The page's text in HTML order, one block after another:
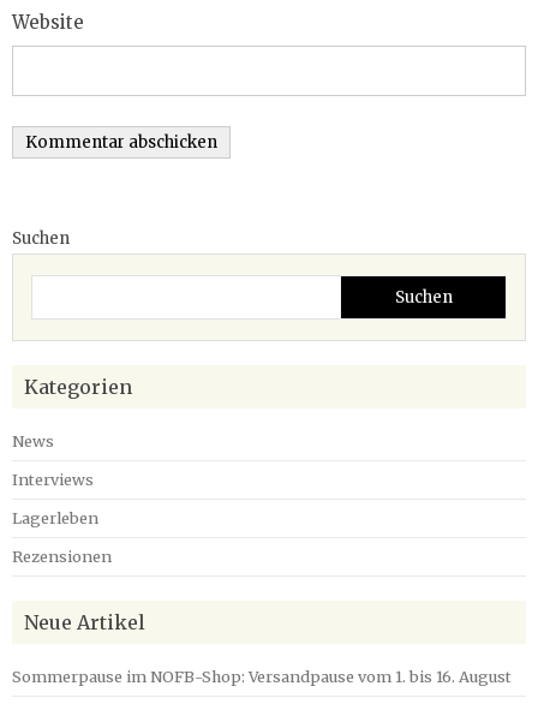
Website
Suchen
Suchen
Kategorien
News
Interviews
Lagerleben
Rezensionen
Neue Artikel
Sommerpause im NOFB-Shop: Versandpause vom 1. bis 16. August